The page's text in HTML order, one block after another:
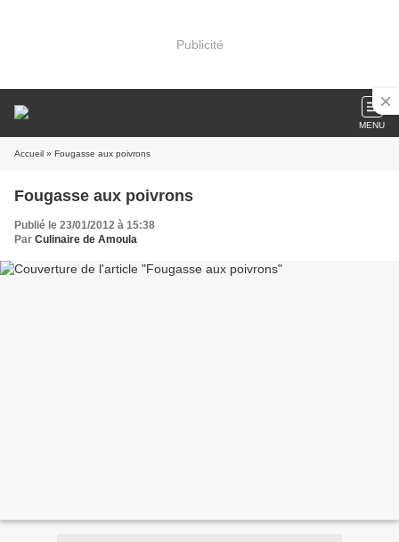
Publicité
MENU
Accueil » Fougasse aux poivrons
Fougasse aux poivrons
Publié le 23/01/2012 à 15:38
Par Culinaire de Amoula